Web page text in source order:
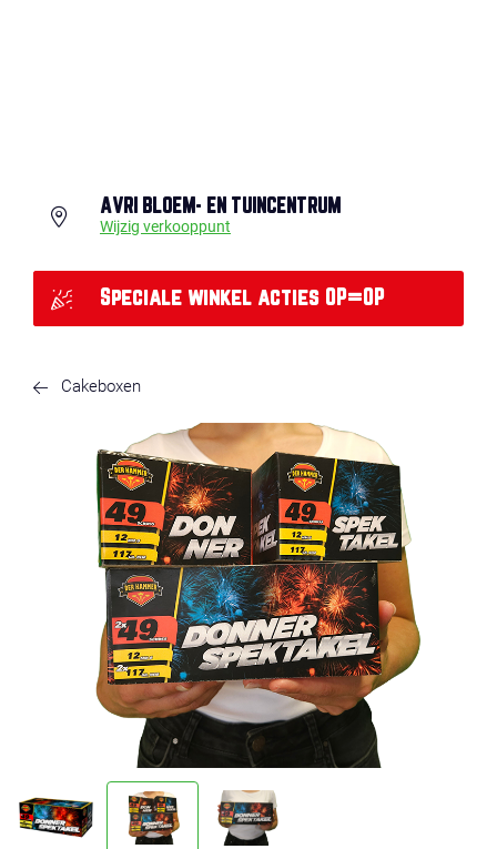
AVRI BLOEM- EN TUINCENTRUM
Wijzig verkooppunt
Speciale winkel acties OP=OP
Cakeboxen